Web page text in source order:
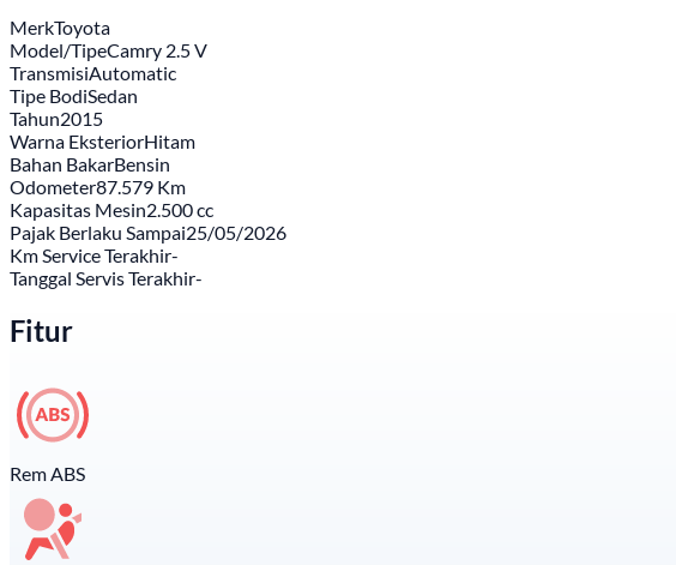
MerkToyota
Model/TipeCamry 2.5 V
TransmisiAutomatic
Tipe BodiSedan
Tahun2015
Warna EksteriorHitam
Bahan BakarBensin
Odometer87.579 Km
Kapasitas Mesin2.500 cc
Pajak Berlaku Sampai25/05/2026
Km Service Terakhir-
Tanggal Servis Terakhir-
Fitur
Rem ABS